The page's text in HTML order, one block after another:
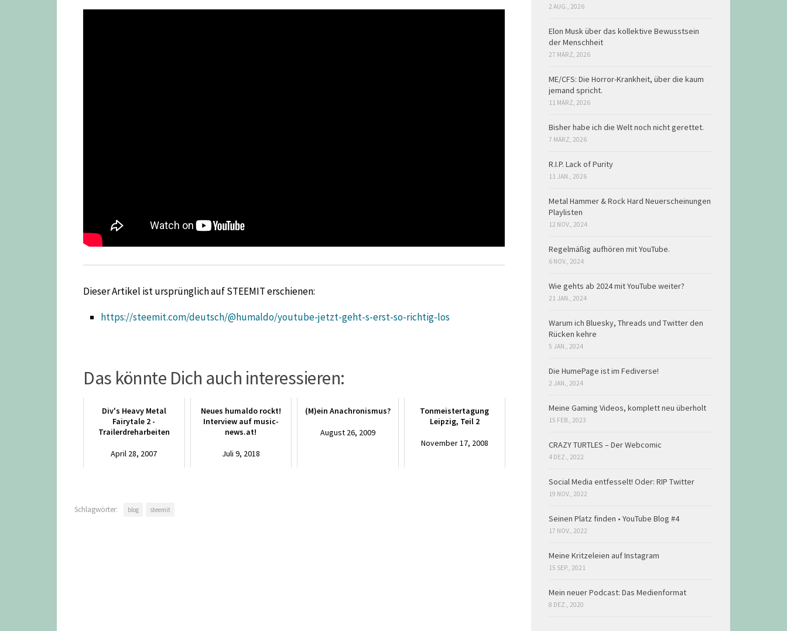
Dieser Artikel ist ursprünglich auf STEEMIT erschienen:
https://steemit.com/deutsch/@humaldo/youtube-jetzt-geht-s-erst-so-richtig-los
Das könnte Dich auch interessieren:
Div's Heavy Metal
Fairytale 2 -
Trailerdreharbeiten
April 28, 2007
Neues humaldo rockt!
Interview auf music-
news.at!
Juli 9, 2018
(M)ein Anachronismus?
August 26, 2009
Tonmeistertagung
Leipzig, Teil 2
November 17, 2008
Schlagwörter: blog steemit
2 AUG., 2026
Elon Musk über das kollektive Bewusstsein
der Menschheit
27 MÄRZ, 2026
ME/CFS: Die Horror-Krankheit, über die kaum
jemand spricht.
11 MÄRZ, 2026
Bisher habe ich die Welt noch nicht gerettet.
7 MÄRZ, 2026
R.I.P. Lack of Purity
11 JAN., 2026
Metal Hammer & Rock Hard Neuerscheinungen
Playlisten
12 NOV., 2024
Regelmäßig aufhören mit YouTube.
6 NOV., 2024
Wie gehts ab 2024 mit YouTube weiter?
21 JAN., 2024
Warum ich Bluesky, Threads und Twitter den
Rücken kehre
5 JAN., 2024
Die HumePage ist im Fediverse!
2 JAN., 2024
Meine Gaming Videos, komplett neu überholt
15 FEB., 2023
CRAZY TURTLES – Der Webcomic
4 DEZ., 2022
Social Media entfesselt! Oder: RIP Twitter
19 NOV., 2022
Seinen Platz finden • YouTube Blog #4
17 NOV., 2022
Meine Kritzeleien auf Instagram
15 SEP., 2021
Mein neuer Podcast: Das Medienformat
8 DEZ., 2020